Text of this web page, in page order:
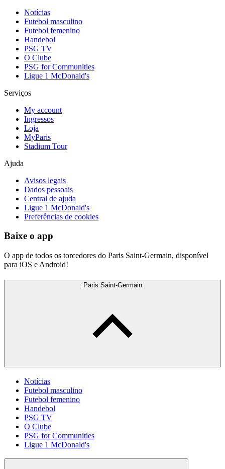
Notícias
Futebol masculino
Futebol femenino
Handebol
PSG TV
O Clube
PSG for Communities
Ligue 1 McDonald's
Serviços
My account
Ingressos
Loja
MyParis
Stadium Tour
Ajuda
Avisos legais
Dados pessoais
Central de ajuda
Ligue 1 McDonald's
Preferências de cookies
Baixe o app
O app de todos os torcedores do Paris Saint-Germain, disponível
para iOS e Android!
Paris Saint-Germain
Notícias
Futebol masculino
Futebol femenino
Handebol
PSG TV
O Clube
PSG for Communities
Ligue 1 McDonald's